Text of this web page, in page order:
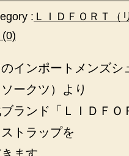
: ＬＩＤＦＯＲＴ（
インポートメンズ
ークツ）より
ランド「ＬＩＤＦＯ
トラップを